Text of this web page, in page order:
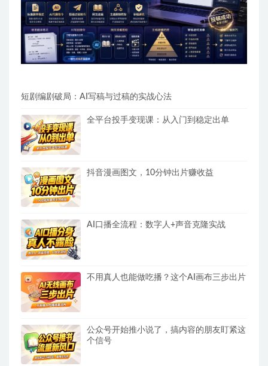
短剧编剧破局：AI写稿与过稿的实战心法
全平台投手变现课：从入门到稳定出单
抖音漫画图文，10分钟出片赚收益
AI口播全流程：数字人+声音克隆实战
不用真人也能做吃播？这个AI画布三步出片
公众号开始推小说了，搞内容的朋友盯紧这
个信号